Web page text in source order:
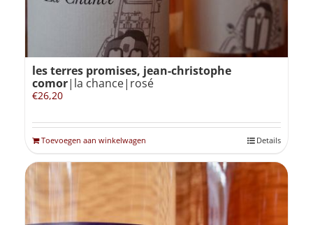
les terres promises, jean-christophe
comor|la chance|rosé
€26,20
Toevoegen aan winkelwagen Details